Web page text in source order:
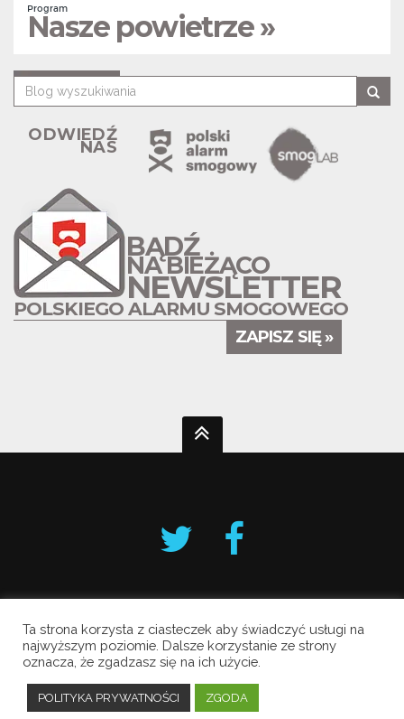
Program
Nasze powietrze »
ODWIEDŹ
NAS
BĄDŹ
NA BIEŻĄCO
NEWSLETTER
POLSKIEGO ALARMU SMOGOWEGO
ZAPISZ SIĘ »
Krakowski Alarm Smogowy
Copyright © 2019 All Rights Reserved.
Polityka prywatności
Ta strona korzysta z ciasteczek aby świadczyć usługi na
najwyższym poziomie. Dalsze korzystanie ze strony
oznacza, że zgadzasz się na ich użycie.
POLITYKA PRYWATNOŚCI ZGODA